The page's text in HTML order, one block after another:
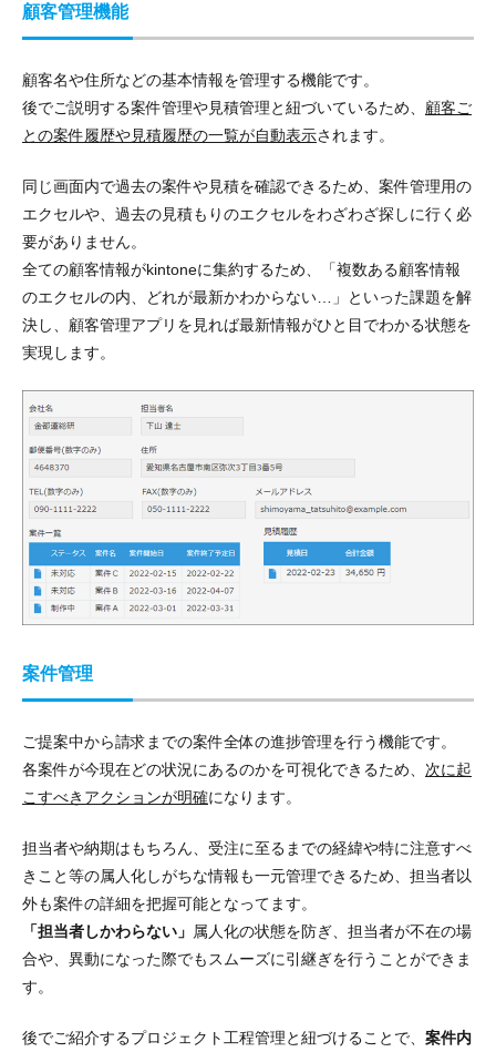
顧客管理機能
顧客名や住所などの基本情報を管理する機能です。
後でご説明する案件管理や見積管理と紐づいているため、 顧客ご
との案件履歴や見積履歴の一覧が自動表示されます。
同じ画面内で過去の案件や見積を確認できるため、案件管理用の
エクセルや、過去の見積もりのエクセルをわざわざ探しに行く必
要がありません。
全ての顧客情報がkintoneに集約するため、「複数ある顧客情報
のエクセルの内、どれが最新かわからない…」といった課題を解
決し、顧客管理アプリを見れば最新情報がひと目でわかる状態を
実現します。
案件管理
ご提案中から請求までの案件全体の進捗管理を行う機能です。
各案件が今現在どの状況にあるのかを可視化できるため、 次に起
こすべきアクションが明確になります。
担当者や納期はもちろん、受注に至るまでの経緯や特に注意すべ
きこと等の属人化しがちな情報も一元管理できるため、 担当者以
外も案件の詳細を把握可能となってます。
「担当者しかわらない」 属人化の状態を防ぎ、担当者が不在の場
合や、異動になった際でもスムーズに引継ぎを行うことができま
す。
後でご紹介するプロジェクト工程管理と紐づけることで、 案件内